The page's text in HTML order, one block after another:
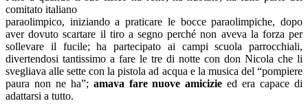
comitato italiano
paraolimpico, iniziando a praticare le bocce paraolimpiche, dopo
aver dovuto scartare il tiro a segno perché non aveva la forza per
sollevare il fucile; ha partecipato ai campi scuola parrocchiali,
divertendosi tantissimo a fare le tre di notte con don Nicola che li
svegliava alle sette con la pistola ad acqua e la musica del “pompiere
paura non ne ha”; amava fare nuove amicizie ed era capace di
adattarsi a tutto.